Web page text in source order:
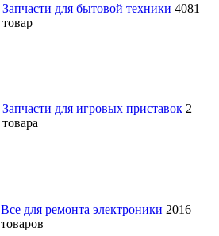
Запчасти для бытовой техники 4081
товар
Запчасти для игровых приставок 2
товара
Все для ремонта электроники 2016
товаров